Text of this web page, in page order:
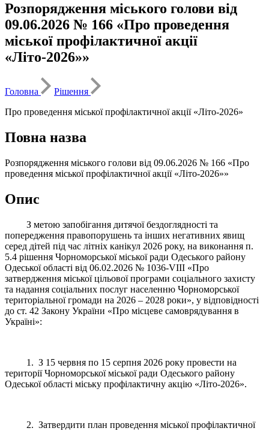
Розпорядження міського голови від
09.06.2026 № 166 «Про проведення
міської профілактичної акції
«Літо-2026»»
Головна
Рішення
Про проведення міської профілактичної акції «Літо-2026»
Повна назва
Розпорядження міського голови від 09.06.2026 № 166 «Про
проведення міської профілактичної акції «Літо-2026»»
Опис
З метою запобігання дитячої бездоглядності та
попередження правопорушень та інших негативних явищ
серед дітей під час літніх канікул 2026 року, на виконання п.
5.4 рішення Чорноморської міської ради Одеського району
Одеської області від 06.02.2026 № 1036-VIII «Про
затвердження міської цільової програми соціального захисту
та надання соціальних послуг населенню Чорноморської
територіальної громади на 2026 – 2028 роки», у відповідності
до ст. 42 Закону України «Про місцеве самоврядування в
Україні»:
1. З 15 червня по 15 серпня 2026 року провести на
території Чорноморської міської ради Одеського району
Одеської області міську профілактичну акцію «Літо-2026».
2. Затвердити план проведення міської профілактичної